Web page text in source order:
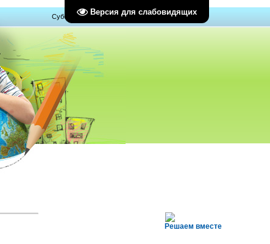
Версия для слабовидящих
Суббота, 08.08.2026, 15:00
Решаем вместе